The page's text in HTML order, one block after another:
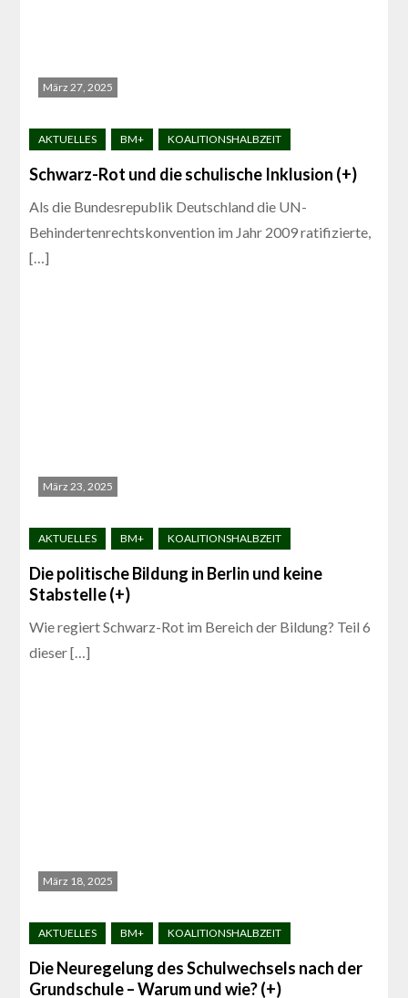
März 27, 2025
Schwarz-Rot und die schulische Inklusion (+)
Als die Bundesrepublik Deutschland die UN-
Behindertenrechtskonvention im Jahr 2009 ratifizierte,
[…]
März 23, 2025
Die politische Bildung in Berlin und keine
Stabstelle (+)
Wie regiert Schwarz-Rot im Bereich der Bildung? Teil 6
dieser […]
März 18, 2025
Die Neuregelung des Schulwechsels nach der
Grundschule – Warum und wie? (+)